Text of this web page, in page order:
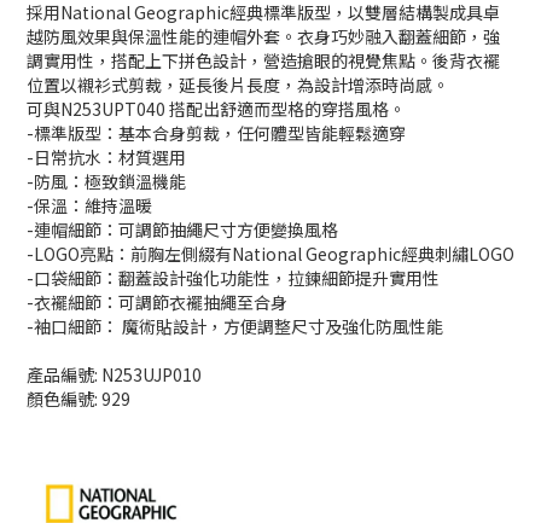
採用National Geographic經典標準版型，以雙層結構製成具卓
越防風效果與保溫性能的連帽外套。衣身巧妙融入翻蓋細節，強
調實用性，搭配上下拼色設計，營造搶眼的視覺焦點。後背衣襬
位置以襯衫式剪裁，延長後片長度，為設計增添時尚感。
可與N253UPT040 搭配出舒適而型格的穿搭風格。
-標準版型：基本合身剪裁，任何體型皆能輕鬆適穿
-日常抗水：材質選用
-防風：極致鎖溫機能
-保溫：維持溫暖
-連帽細節：可調節抽繩尺寸方便變換風格
-LOGO亮點：前胸左側綴有National Geographic經典刺繡LOGO
-口袋細節：翻蓋設計強化功能性，拉鍊細節提升實用性
-衣襬細節：可調節衣襬抽繩至合身
-袖口細節： 魔術貼設計，方便調整尺寸及強化防風性能
產品編號: N253UJP010
顏色編號: 929